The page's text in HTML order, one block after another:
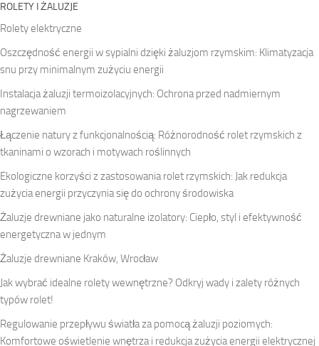
ROLETY I ŻALUZJE
Rolety elektryczne
Oszczędność energii w sypialni dzięki żaluzjom rzymskim: Klimatyzacja
snu przy minimalnym zużyciu energii
Instalacja żaluzji termoizolacyjnych: Ochrona przed nadmiernym
nagrzewaniem
Łączenie natury z funkcjonalnością: Różnorodność rolet rzymskich z
tkaninami o wzorach i motywach roślinnych
Ekologiczne korzyści z zastosowania rolet rzymskich: Jak redukcja
zużycia energii przyczynia się do ochrony środowiska
Żaluzje drewniane jako naturalne izolatory: Ciepło, styl i efektywność
energetyczna w jednym
Żaluzje drewniane Kraków, Wrocław
Jak wybrać idealne rolety wewnętrzne? Odkryj wady i zalety różnych
typów rolet!
Regulowanie przepływu światła za pomocą żaluzji poziomych:
Komfortowe oświetlenie wnętrza i redukcja zużycia energii elektrycznej